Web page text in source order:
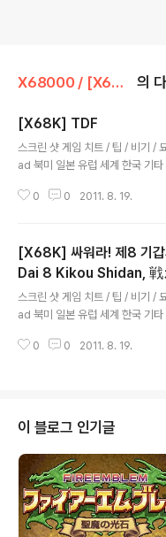
X68000 / [X68K]/시뮬레이션 의
[X68K] TDF
스크린 샷 게임 치트 / 팁 / 비기 /
ad 북미 일본 유럽 세계 한국 기
0 0 2011. 8. 19.
[X68K] 싸워라! 제8 기
Dai 8 Kikou Shidan, 戦
스크린 샷 게임 치트 / 팁 / 비기 /
ad 북미 일본 유럽 세계 한국 기
0 0 2011. 8. 19.
이 블로그 인기글